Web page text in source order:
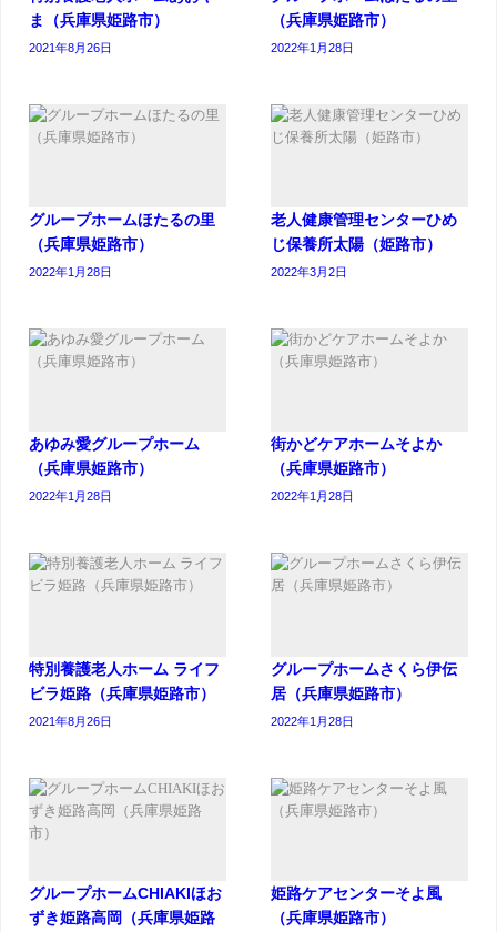
ま（兵庫県姫路市）
2021年8月26日
（兵庫県姫路市）
2022年1月28日
グループホームほたるの里
（兵庫県姫路市）
2022年1月28日
老人健康管理センターひめ
じ保養所太陽（姫路市）
2022年3月2日
あゆみ愛グループホーム
（兵庫県姫路市）
2022年1月28日
街かどケアホームそよか
（兵庫県姫路市）
2022年1月28日
特別養護老人ホーム ライフ
ビラ姫路（兵庫県姫路市）
2021年8月26日
グループホームさくら伊伝
居（兵庫県姫路市）
2022年1月28日
グループホームCHIAKIほお
ずき姫路高岡（兵庫県姫路
姫路ケアセンターそよ風
（兵庫県姫路市）